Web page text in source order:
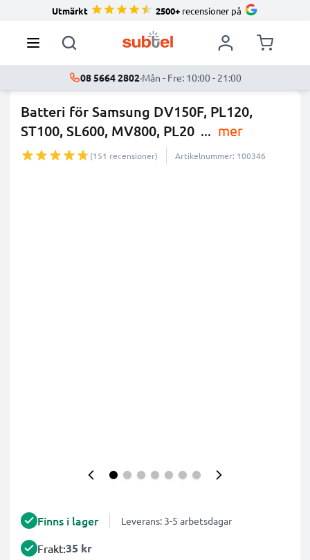
Utmärkt 2500+ recensioner på
08 5664 2802·Mån - Fre: 10:00 - 21:00
Batteri för Samsung DV150F, PL120,
ST100, SL600, MV800, PL20 ... mer
(151 recensioner) Artikelnummer: 100346
Finns i lager Leverans: 3-5 arbetsdagar
Frakt:35 kr